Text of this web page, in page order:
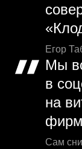
Егор
Мы
в
на
Сам